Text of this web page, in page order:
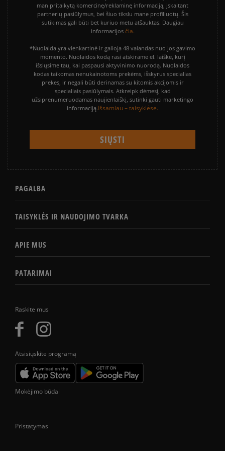
Raskite mus
Atsisiųskite programą
man pritaikytą komercinę/reklaminę informaciją, įskaitant
partnerių pasiūlymus, bei šiuo tikslu mane profiliuotų. Šis
sutikimas gali būti bet kuriuo metu atšauktas. Daugiau
informacijos čia.
*Nuolaida yra vienkartinė ir galioja 48 valandas nuo jos gavimo
momento. Nuolaidos kodą rasi atskirame el. laiške, kurį
išsiųsime tau, kai paspausi aktyvinimo nuorodą. Nuolaidos
kodas taikomas nenukainotoms prekėms, išskyrus specialias
prekes, ir negali būti derinamas su kitomis akcijomis ir
specialiais pasiūlymais. Atkreipk dėmesį, kad
užsiprenumeruodamas naujienlaiškį, sutinki gauti marketingo
informaciją.Išsamiau – taisyklėse.
PAGALBA
TAISYKLĖS IR NAUDOJIMO TVARKA
APIE MUS
PATARIMAI
Mokėjimo būdai
Pristatymas